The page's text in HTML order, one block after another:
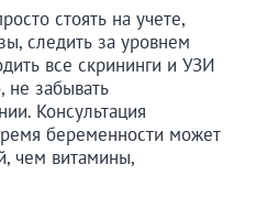
стоять на учете,
следить за уровнем
все скрининги и УЗИ
не забывать
Консультация
беременности может
чем витамины,